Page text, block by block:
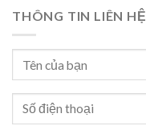
THÔNG TIN LIÊN HỆ